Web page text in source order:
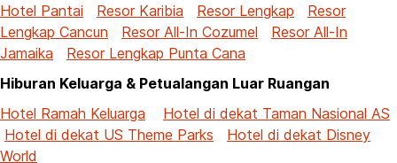
Hotel Pantai
Resor Karibia Resor Lengkap
Resor
Lengkap Cancun
Resor All-In Cozumel
Resor All-In
Jamaika
Resor Lengkap Punta Cana
Hiburan Keluarga & Petualangan Luar Ruangan
Hotel Ramah Keluarga
Hotel di dekat Taman Nasional AS
Hotel di dekat US Theme Parks
Hotel di dekat Disney
World